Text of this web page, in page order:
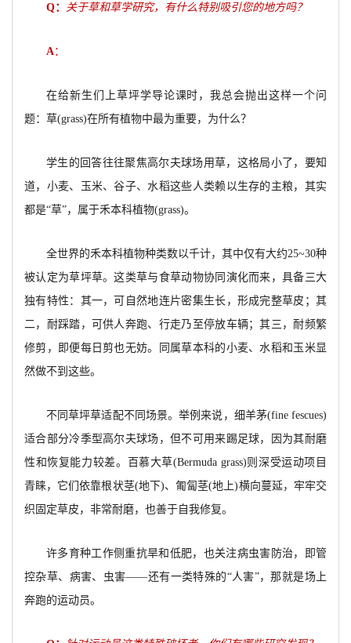
Q： 关于草和草学研究，有什么特别吸引您的地方吗？
A：
在给新生们上草坪学导论课时，我总会抛出这样一个问
题：草(grass)在所有植物中最为重要，为什么？
学生的回答往往聚焦高尔夫球场用草，这格局小了，要知
道，小麦、玉米、谷子、水稻这些人类赖以生存的主粮，其实
都是“草”，属于禾本科植物(grass)。
全世界的禾本科植物种类数以千计，其中仅有大约25~30种
被认定为草坪草。这类草与食草动物协同演化而来，具备三大
独有特性：其一，可自然地连片密集生长，形成完整草皮；其
二，耐踩踏，可供人奔跑、行走乃至停放车辆；其三，耐频繁
修剪，即便每日剪也无妨。同属草本科的小麦、水稻和玉米显
然做不到这些。
不同草坪草适配不同场景。举例来说，细羊茅(fine fescues)
适合部分冷季型高尔夫球场，但不可用来踢足球，因为其耐磨
性和恢复能力较差。百慕大草(Bermuda grass)则深受运动项目
青睐，它们依靠根状茎(地下)、匍匐茎(地上)横向蔓延，牢牢交
织固定草皮，非常耐磨，也善于自我修复。
许多育种工作侧重抗旱和低肥，也关注病虫害防治，即管
控杂草、病害、虫害——还有一类特殊的“人害”，那就是场上
奔跑的运动员。